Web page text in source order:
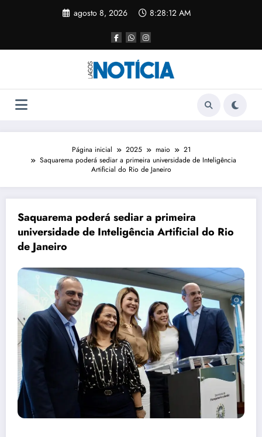
agosto 8, 2026 8:28:12 AM
Página inicial 2025 maio
21
Saquarema poderá sediar a primeira universidade de Inteligência
Artificial do Rio de Janeiro
Saquarema poderá sediar a primeira
universidade de Inteligência Artificial do Rio
de Janeiro